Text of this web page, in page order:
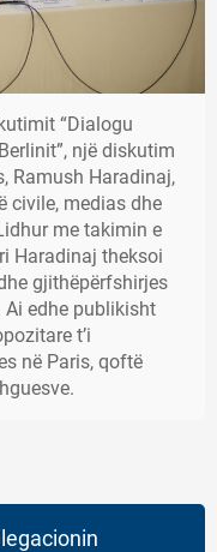
“Dialogu
një diskutim
Ramush Haradinaj,
civile, medias dhe
me takimin e
Haradinaj theksoi
gjithëpërfshirjes
Ai edhe publikisht
t’i
në Paris, qoftë